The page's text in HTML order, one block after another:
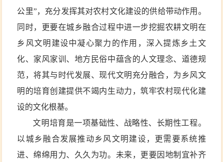
公里”，充分发挥其对农村文化建设的供给带动作用。
同时，更要在城乡融合过程中进一步挖掘农耕文明在
乡风文明建设中凝心聚力的作用，深入提炼乡土文
化、家风家训、地方民俗中蕴含的人文理念、道德规
范，将其与时代发展、现代文明充分融合，为乡风文
明的培育创建提供不竭内生动力，筑牢农村现代化建
设的文化根基。
文明培育是一项基础性、战略性、长期性工程。
以城乡融合发展推动乡风文明建设，更需要系统推
进、绵绵用力、久久为功。未来，更要因地制宜补齐